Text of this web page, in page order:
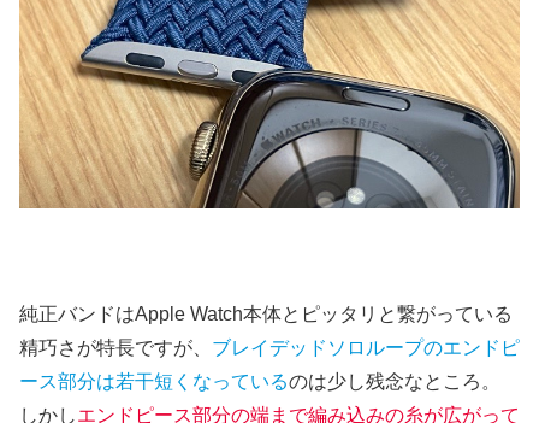
純正バンドはApple Watch本体とピッタリと繋がっている
精巧さが特長ですが、 ブレイデッドソロループのエンドピ
ース部分は若干短くなっているのは少し残念なところ。
しかしエンドピース部分の端まで編み込みの糸が広がって